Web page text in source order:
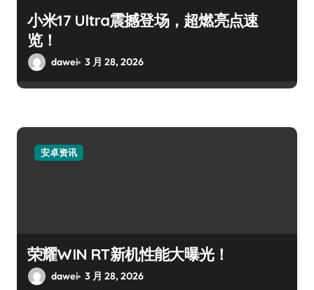
小米17 Ultra震撼登场，超燃亮点速
览！
dawei 3 月 28, 2026
安卓资讯
荣耀WIN RT新机性能大曝光！
dawei 3 月 28, 2026